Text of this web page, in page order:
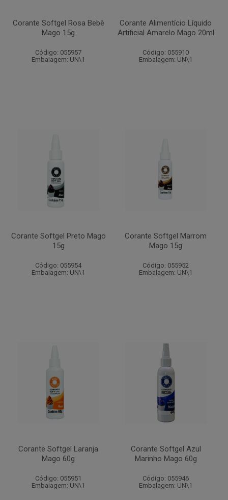
Corante Softgel Rosa Bebê
Mago 15g
Código: 055957
Embalagem: UN\1
Corante Alimentício Líquido
Artificial Amarelo Mago 20ml
Código: 055910
Embalagem: UN\1
Corante Softgel Preto Mago
15g
Código: 055954
Embalagem: UN\1
Corante Softgel Marrom
Mago 15g
Código: 055952
Embalagem: UN\1
Corante Softgel Laranja
Mago 60g
Código: 055951
Embalagem: UN\1
Corante Softgel Azul
Marinho Mago 60g
Código: 055946
Embalagem: UN\1